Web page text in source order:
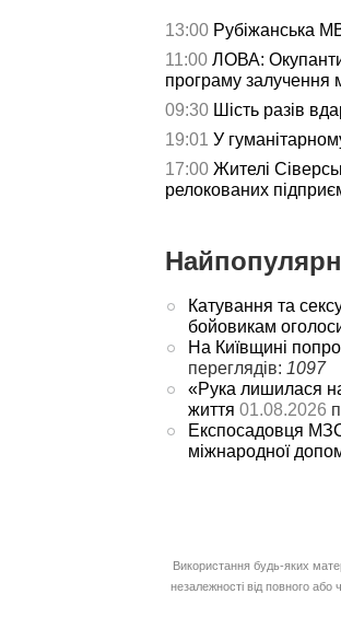
13:00 Рубіжанська
11:00 ЛОВА:
програму залучення
09:30 Шість разів
19:01 У
17:00 Жителі
релокованих
Катування та
бойовикам
На Київщині
переглядів: 1097
«Рука лишилася на
життя 01.08.2026
Експосадовця
міжнародної
Використання будь-яких
незалежності від повного